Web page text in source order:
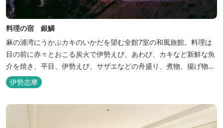
料理の宿 銀鱗
麻の浦湾にうかぶカキのいかだを望む全館7室の和風旅館。料理は
目の前に赤々とおこる炭火で伊勢えび、あわび、カキなど新鮮な魚
介を焼き、平目、伊勢えび、サザエなどの舟盛り、煮物、揚げ物な
どの懐石料理。
伊勢志摩